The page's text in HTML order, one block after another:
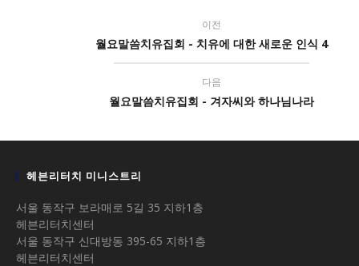
이전
월요말씀치유집회 - 치유에 대한 새로운 인식 4
다음
월요말씀치유집회 - 겨자씨와 하나님나라
헤븐리터치 미니스트리
서울 동작구 보라매로 5길 35 지하1층
헤븐리터치센터
서울 동작구 신대방동 395-65 지하1층
헤븐리터치센터